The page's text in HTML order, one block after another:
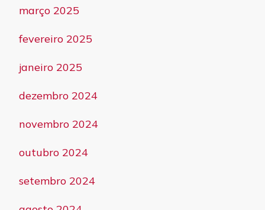
março 2025
fevereiro 2025
janeiro 2025
dezembro 2024
novembro 2024
outubro 2024
setembro 2024